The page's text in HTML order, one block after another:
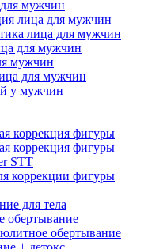
мужчин
лица для мужчин
лица для мужчин
для мужчин
мужчин
для мужчин
у мужчин
коррекция фигуры
коррекция фигуры
STT
коррекции фигуры
для тела
обертывание
обертывание